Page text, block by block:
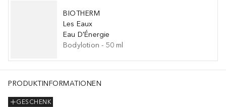
BIOTHERM
Les Eaux
Eau D'Énergie
Bodylotion - 50 ml
PRODUKTINFORMATIONEN
GESCHENK